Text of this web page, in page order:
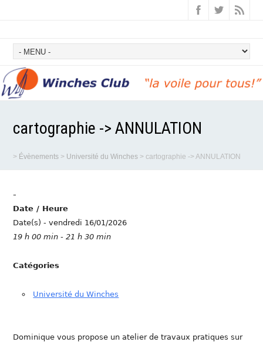
cartographie -> ANNULATION
> Évènements > Université du Winches >cartographie -> ANNULATION
-
Date / Heure
Date(s) - vendredi 16/01/2026
19 h 00 min - 21 h 30 min
Catégories
Université du Winches
Dominique vous propose un atelier de travaux pratiques sur